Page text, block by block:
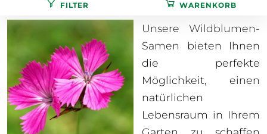
Unsere Wildblumen-
Samen bieten Ihnen
die perfekte
Möglichkeit, einen
natürlichen
Lebensraum in Ihrem
FILTER WARENKORB